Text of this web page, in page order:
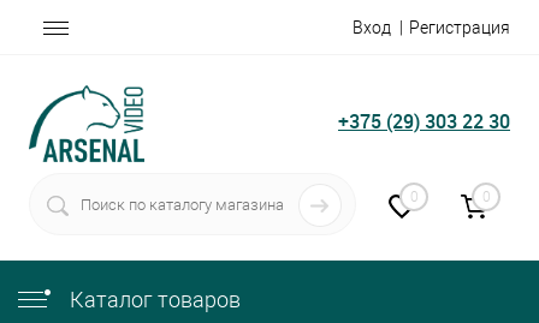
Вход Регистрация
+375 (29) 303 22 30
0 0
Каталог товаров